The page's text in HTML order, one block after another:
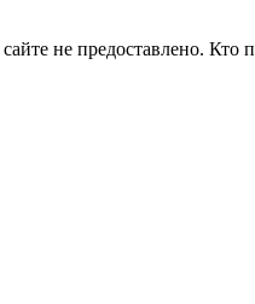
не предоставлено. Кто